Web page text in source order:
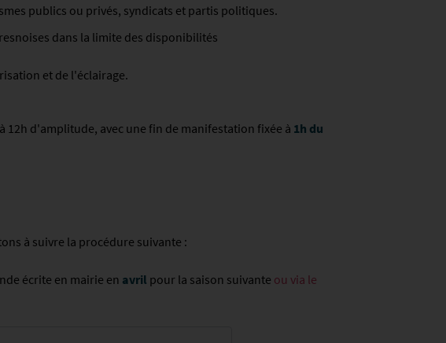
publics ou privés, syndicats et partis politiques.
dans la limite des disponibilités
et de l'éclairage.
12h d'amplitude, avec une fin de manifestation fixée à 1h du
à suivre la procédure suivante :
écrite en mairie en avril pour la saison suivante ou via le